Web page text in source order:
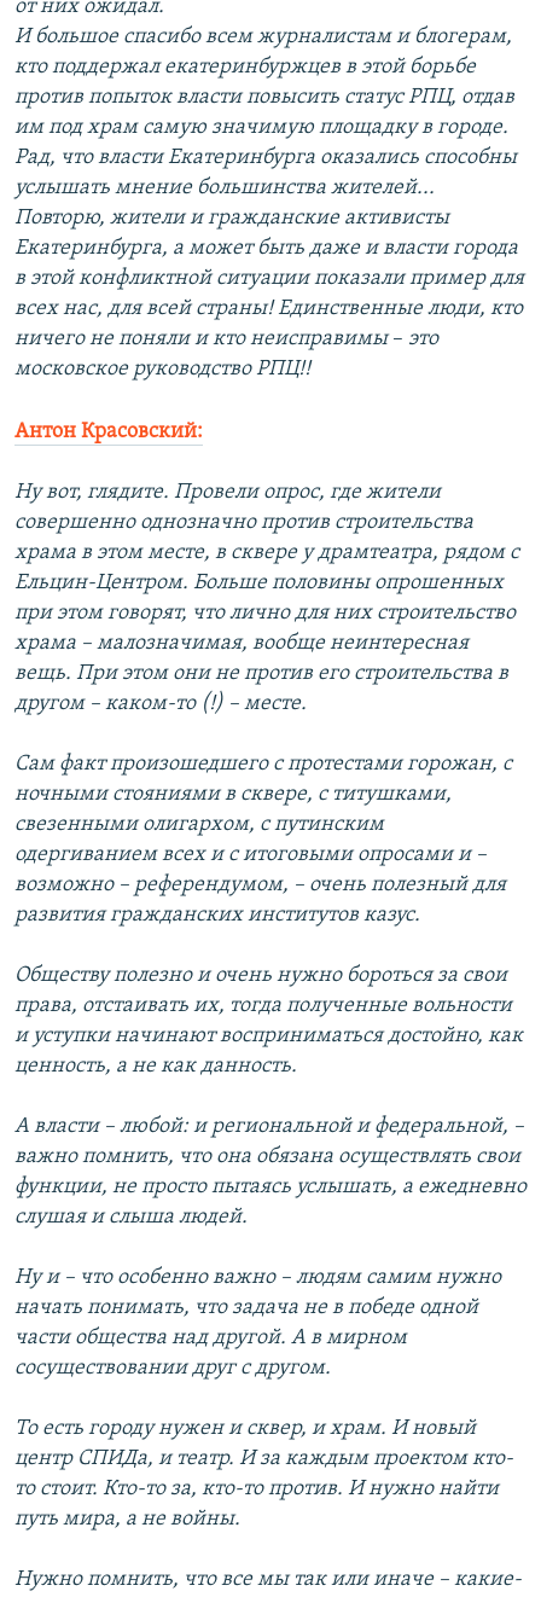
от них ожидал.
И большое спасибо всем журналистам и блогерам,
кто поддержал екатеринбуржцев в этой борьбе
против попыток власти повысить статус РПЦ, отдав
им под храм самую значимую площадку в городе.
Рад, что власти Екатеринбурга оказались способны
услышать мнение большинства жителей...
Повторю, жители и гражданские активисты
Екатеринбурга, а может быть даже и власти города
в этой конфликтной ситуации показали пример для
всех нас, для всей страны! Единственные люди, кто
ничего не поняли и кто неисправимы–​ это
московское руководство РПЦ!!
Антон Красовский:
Ну вот, глядите. Провели опрос, где жители
совершенно однозначно против строительства
храма в этом месте, в сквере у драмтеатра, рядом с
Ельцин-Центром. Больше половины опрошенных
при этом говорят, что лично для них строительство
храма – малозначимая, вообще неинтересная
вещь. При этом они не против его строительства в
другом – каком-то (!) – месте.
Сам факт произошедшего с протестами горожан, с
ночными стояниями в сквере, с титушками,
свезенными олигархом, с путинским
одергиванием всех и с итоговыми опросами и –
возможно – референдумом, – очень полезный для
развития гражданских институтов казус.
Обществу полезно и очень нужно бороться за свои
права, отстаивать их, тогда полученные вольности
и уступки начинают восприниматься достойно, как
ценность, а не как данность.
А власти – любой: и региональной и федеральной, –
важно помнить, что она обязана осуществлять свои
функции, не просто пытаясь услышать, а ежедневно
слушая и слыша людей.
Ну и – что особенно важно – людям самим нужно
начать понимать, что задача не в победе одной
части общества над другой. А в мирном
сосуществовании друг с другом.
То есть городу нужен и сквер, и храм. И новый
центр СПИДа, и театр. И за каждым проектом кто-
то стоит. Кто-то за, кто-то против. И нужно найти
путь мира, а не войны.
Нужно помнить, что все мы так или иначе – какие-